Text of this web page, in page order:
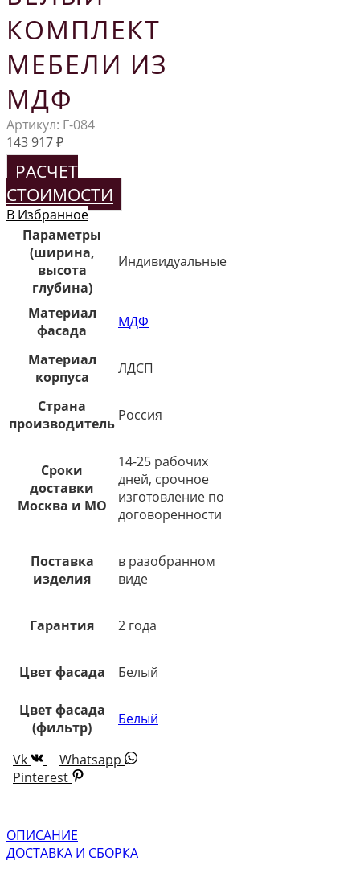
КОМПЛЕКТ
МЕБЕЛИ ИЗ
МДФ
Артикул: Г-084
143 917₽
РАСЧЕТ
СТОИМОСТИ
В Избранное
Параметры
(ширина,
высота
глубина)
Индивидуальные
Материал
фасада
МДФ
Материал
корпуса
ЛДСП
Страна
производитель Россия
Сроки
доставки
Москва и МО
14-25 рабочих
дней, срочное
изготовление по
договоренности
Поставка
изделия
в разобранном
виде
Гарантия 2 года
Цвет фасада Белый
Цвет фасада
(фильтр)
Белый
Vk
Whatsapp
Pinterest
ОПИСАНИЕ
ДОСТАВКА И СБОРКА